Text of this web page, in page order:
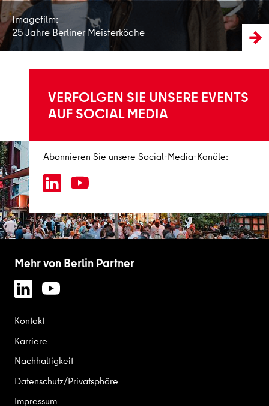
Imagefilm:
25 Jahre Berliner Meisterköche
VERFOLGEN SIE UNSERE EVENTS
AUF SOCIAL MEDIA
Abonnieren Sie unsere Social-Media-Kanäle:
Mehr von Berlin Partner
Kontakt
Karriere
Nachhaltigkeit
Datenschutz/Privatsphäre
Impressum